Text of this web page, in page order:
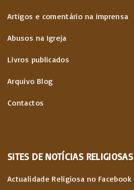
Artigos e comentário na imprensa
Abusos na Igreja
Livros publicados
Arquivo Blog
Contactos
SITES DE NOTÍCIAS RELIGIOSAS
Actualidade Religiosa no Facebook